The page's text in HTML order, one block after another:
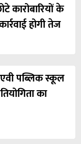
कारोबारियों के
होगी तेज
पब्लिक स्कूल
का